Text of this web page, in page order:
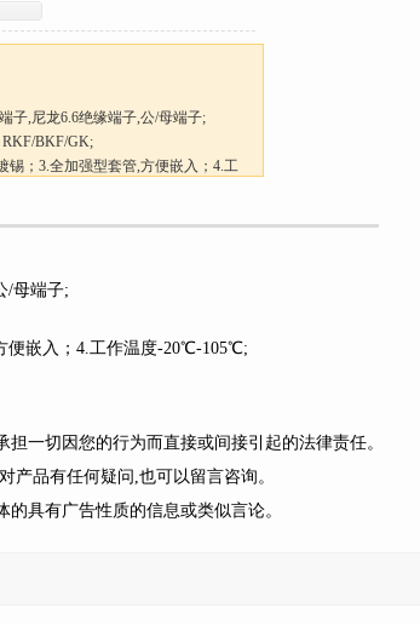
子,尼龙6.6绝缘端子,公/母端子;
BKF/GK;
锡；3.全加强型套管,方便嵌入；4.工
/母端子;
便嵌入；4.工作温度-20℃-105℃;
一切因您的行为而直接或间接引起的法律责任。
产品有任何疑问,也可以留言咨询。
具有广告性质的信息或类似言论。